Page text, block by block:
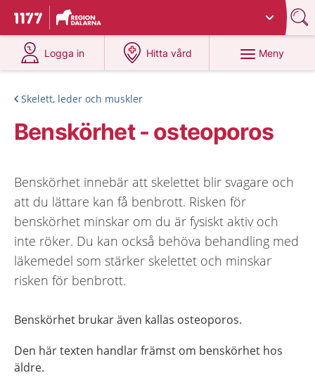
Till startsidan för 1177
Du har valt region
Logga in
på 1177.se
Hitta vård
på 1177.se
Meny
Skelett, leder och muskler
Benskörhet - osteoporos
Benskörhet innebär att skelettet blir svagare och
att du lättare kan få benbrott. Risken för
benskörhet minskar om du är fysiskt aktiv och
inte röker. Du kan också behöva behandling med
läkemedel som stärker skelettet och minskar
risken för benbrott.
Benskörhet brukar även kallas osteoporos.
Den här texten handlar främst om benskörhet hos
äldre.